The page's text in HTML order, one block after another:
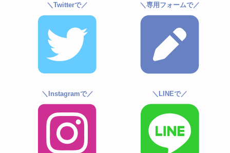
＼Twitterで／ ＼専用フォームで／
＼Instagramで／ ＼LINEで／